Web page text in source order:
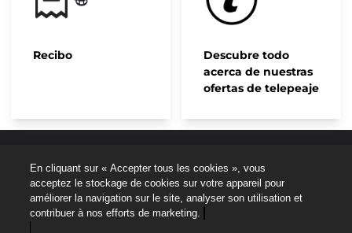
Recibo
Descubre todo
acerca de nuestras
ofertas de telepeaje
Protección de datos personales
En cliquant sur « Accepter tous les cookies », vous
acceptez le stockage de cookies sur votre appareil pour
améliorer la navigation sur le site, analyser son utilisation et
contribuer à nos efforts de marketing.